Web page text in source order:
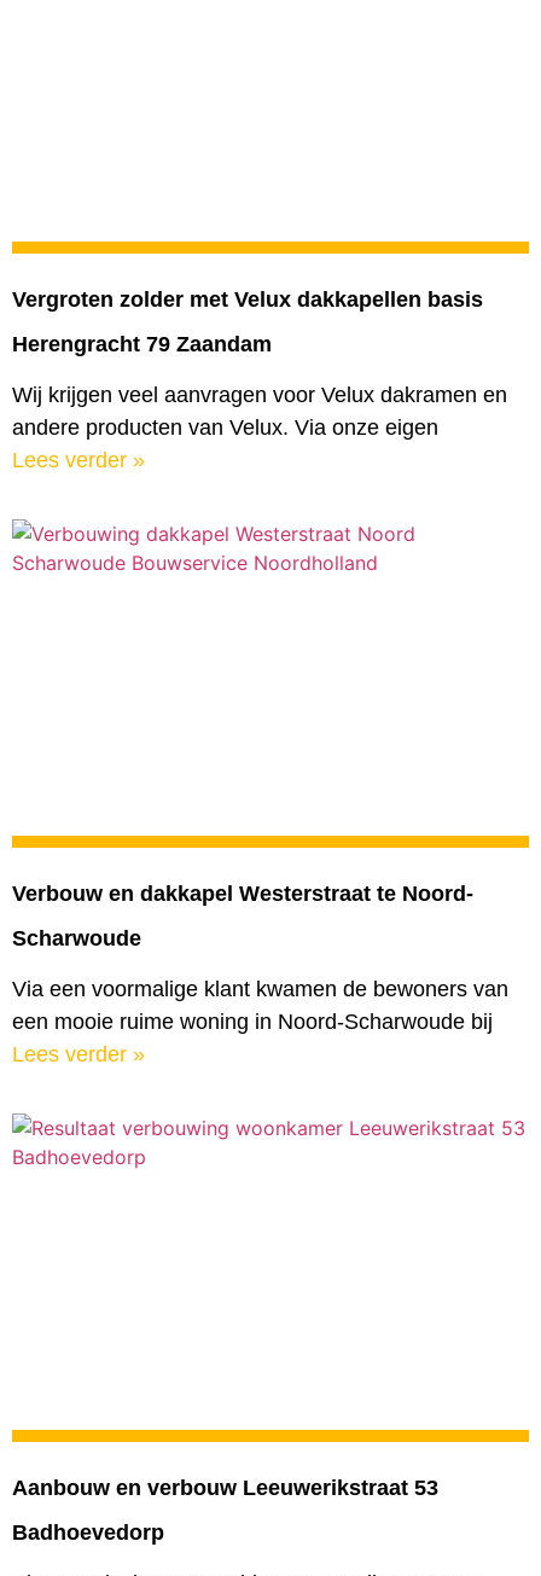
Vergroten zolder met Velux dakkapellen basis
Herengracht 79 Zaandam
Wij krijgen veel aanvragen voor Velux dakramen en
andere producten van Velux. Via onze eigen
Lees verder »
Verbouw en dakkapel Westerstraat te Noord-
Scharwoude
Via een voormalige klant kwamen de bewoners van
een mooie ruime woning in Noord-Scharwoude bij
Lees verder »
Aanbouw en verbouw Leeuwerikstraat 53
Badhoevedorp